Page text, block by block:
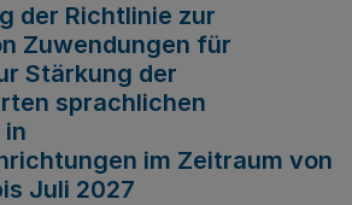
der Richtlinie zur
Zuwendungen für
Stärkung der
sprachlichen
im Zeitraum von
Juli 2027